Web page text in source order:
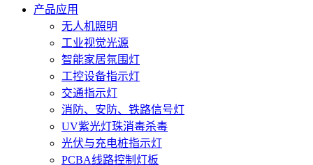
产品应用
无人机照明
工业视觉光源
智能家居氛围灯
工控设备指示灯
交通指示灯
消防、安防、铁路信号灯
UV紫光灯珠消毒杀毒
光伏与充电桩指示灯
PCBA线路控制灯板